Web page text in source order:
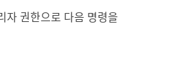
권한으로 다음 명령을